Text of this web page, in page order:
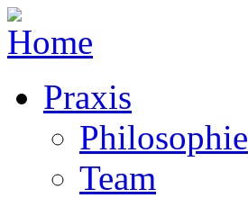
Praxis
Philosophie
Team